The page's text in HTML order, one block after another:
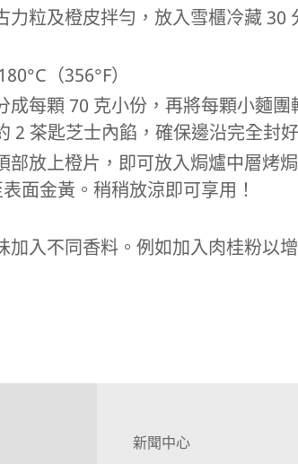
力粒及橙皮拌勻，放入雪櫃冷藏 30
（356°F）
成每顆 70 克小份，再將每顆小麵團
2 茶匙芝士內餡，確保邊沿完全封好
部放上橙片，即可放入焗爐中層烤
面金黃。稍稍放涼即可享用！
加入不同香料。例如加入肉桂粉以
新聞中心